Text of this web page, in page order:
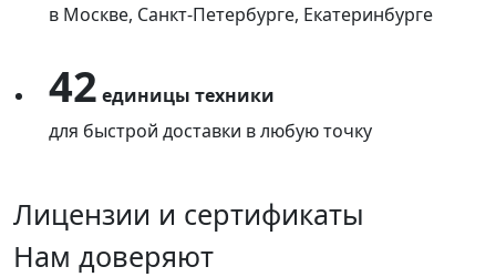
в Москве, Санкт-Петербурге, Екатеринбурге
42 единицы техники
для быстрой доставки в любую точку
Лицензии и сертификаты
Нам доверяют